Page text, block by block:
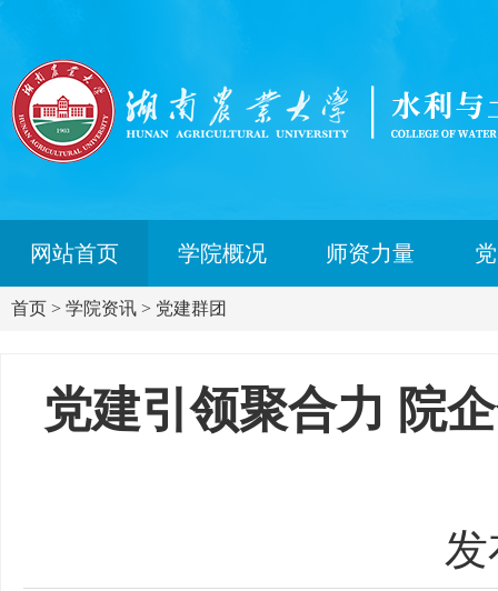
网站首页 学院概况 师资力量
首页 > 学院资讯 > 党建群团
党建引领聚合力 院
发